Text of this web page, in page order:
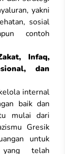
yakni
sosial
contoh
Infaq,
dan
internal
baik dan
mulai dari
Gresik
untuk
yang telah